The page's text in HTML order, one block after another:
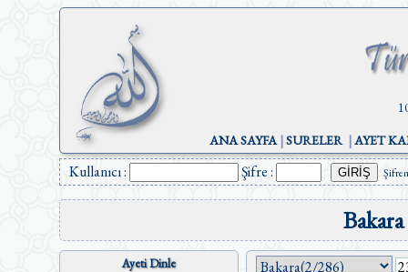
ANA SAYFA|SURELER|AYET
Kullanıcı : Şifre :
Ayeti Dinle